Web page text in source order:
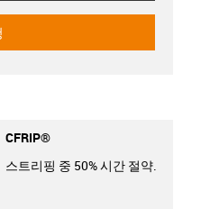
CFRIP®
스트리핑 중 50% 시간 절약.